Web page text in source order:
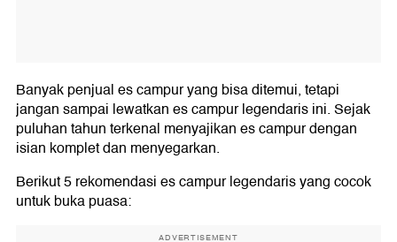
Banyak penjual es campur yang bisa ditemui, tetapi
jangan sampai lewatkan es campur legendaris ini. Sejak
puluhan tahun terkenal menyajikan es campur dengan
isian komplet dan menyegarkan.
Berikut 5 rekomendasi es campur legendaris yang cocok
untuk buka puasa:
ADVERTISEMENT